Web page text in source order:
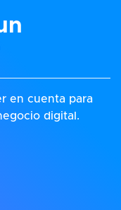
en cuenta para
digital.